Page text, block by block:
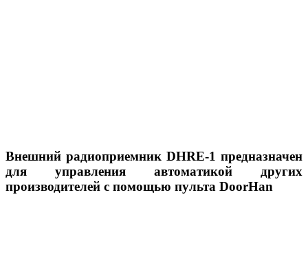
Внешний радиоприемник DHRE-1 предназначен
для управления автоматикой других
производителей с помощью пульта DoorHan